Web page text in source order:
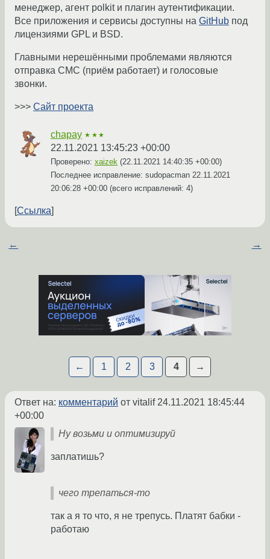
менеджер, агент polkit и плагин аутентификации.
Все приложения и сервисы доступны на GitHub под
лицензиями GPL и BSD.
Главными нерешёнными проблемами являются
отправка СМС (приём работает) и голосовые
звонки.
>>> Сайт проекта
chapay ★★★
22.11.2021 13:45:23 +00:00
Проверено: xaizek (22.11.2021 14:40:35 +00:00)
Последнее исправление: sudopacman 22.11.2021
20:06:28 +00:00 (всего исправлений: 4)
Ссылка
← →
← 1 2 3 4 →
Ответ на: комментарий от vitalif 24.11.2021 18:45:44
+00:00
Ну возьми и оптимизируй
заплатишь?
чего трепаться-то
так а я то что, я не трепусь. Платят бабки -
работаю